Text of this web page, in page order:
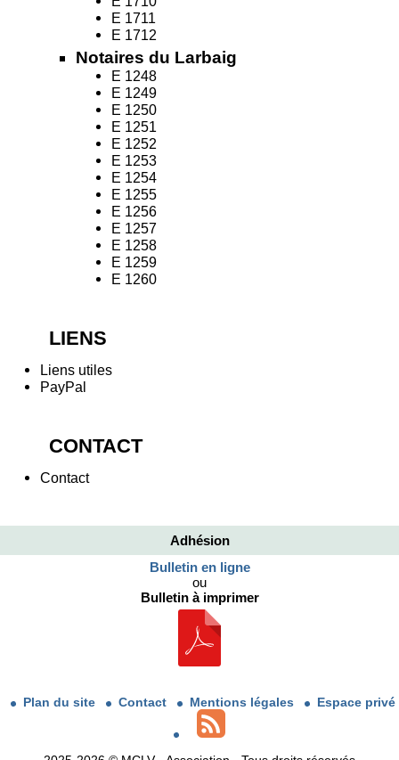
E 1711
E 1712
Notaires du Larbaig
E 1248
E 1249
E 1250
E 1251
E 1252
E 1253
E 1254
E 1255
E 1256
E 1257
E 1258
E 1259
E 1260
LIENS
Liens utiles
PayPal
CONTACT
Contact
Adhésion
Bulletin en ligne
ou
Bulletin à imprimer
Plan du site Contact Mentions légales Espace privé